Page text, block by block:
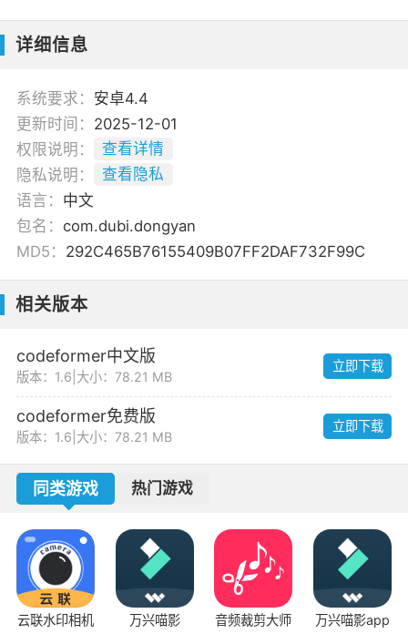
详细信息
系统要求： 安卓4.4
更新时间： 2025-12-01
权限说明：
查看详情
隐私说明：
查看隐私
语言： 中文
包名： com.dubi.dongyan
MD5： 292C465B76155409B07FF2DAF732F99C
相关版本
codeformer中文版
版本：1.6 大小：78.21 MB
立即下载
codeformer免费版
版本：1.6 大小：78.21 MB
立即下载
同类游戏 热门游戏
云联水印相机 万兴喵影 音频裁剪大师 万兴喵影app